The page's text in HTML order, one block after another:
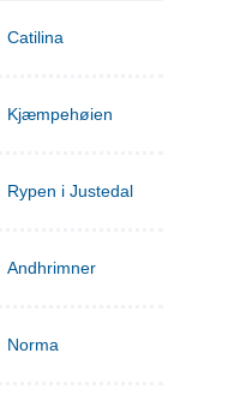
Catilina
Kjæmpehøien
Rypen i Justedal
Andhrimner
Norma